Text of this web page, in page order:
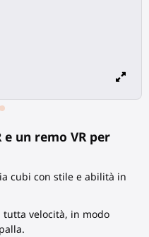
e un remo VR per
cubi con stile e abilità in
tutta velocità, in modo